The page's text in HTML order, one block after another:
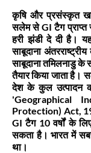
कृषि और प्रसंस्कृत
सलेम से GI टैग प्राप्त
हरी झंडी दे दी है।
साबूदाना
साबूदाना तमिलनाडु
तैयार किया जाता है।
देश के कुल उत्पादन
'Geographical
Protection) Act,
GI टैग 10 वर्षों के
सकता है। भारत में
था।